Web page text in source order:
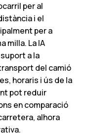
per al
i el
per a
milla. La IA
a la
del camió
horaris i ús de la
pot reduir
en comparació
alhora